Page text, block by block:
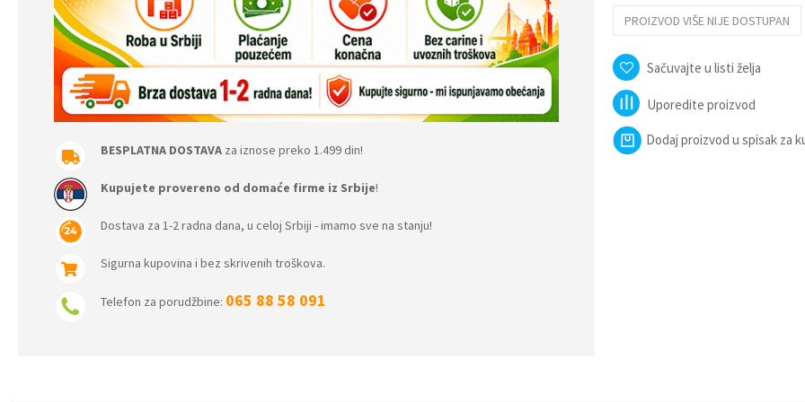
BESPLATNA DOSTAVA za iznose preko 1.499 din!
Kupujete provereno od domaće firme iz Srbije!
Dostava za 1-2 radna dana, u celoj Srbiji - imamo sve na stanju!
Sigurna kupovina i bez skrivenih troškova.
Telefon za porudžbine: 065 88 58 091
PROIZVOD VIŠE NIJE DOSTUPAN
Sačuvajte u listi želja
Uporedite proizvod
Dodaj proizvod u spisak za